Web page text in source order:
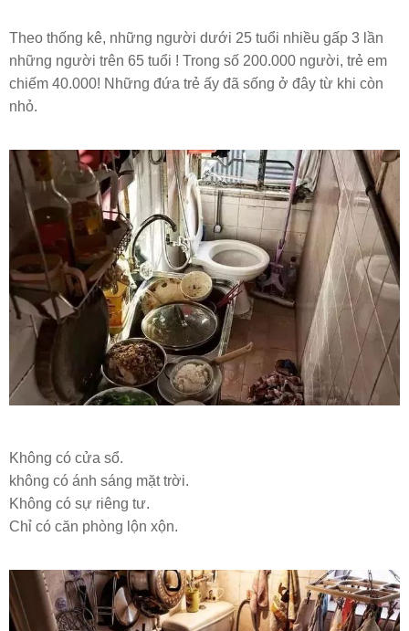
Theo thống kê, những người dưới 25 tuổi nhiều gấp 3 lần
những người trên 65 tuổi ! Trong số 200.000 người, trẻ em
chiếm 40.000! Những đứa trẻ ấy đã sống ở đây từ khi còn
nhỏ.
Không có cửa sổ.
không có ánh sáng mặt trời.
Không có sự riêng tư.
Chỉ có căn phòng lộn xộn.